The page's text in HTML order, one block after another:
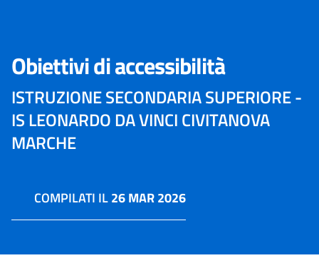
Obiettivi di accessibilità
ISTRUZIONE SECONDARIA SUPERIORE -
IS LEONARDO DA VINCI CIVITANOVA
MARCHE
COMPILATI IL26 MAR 2026